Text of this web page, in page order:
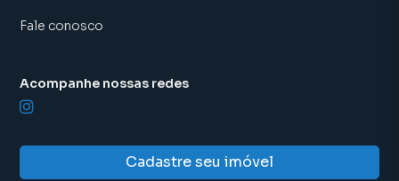
Fale conosco
Cadastre seu imóvel
Acompanhe nossas redes